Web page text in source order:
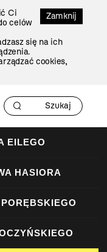
Zamknij
Ci
celów
się na ich
cookies,
EILEGO
HASIORA